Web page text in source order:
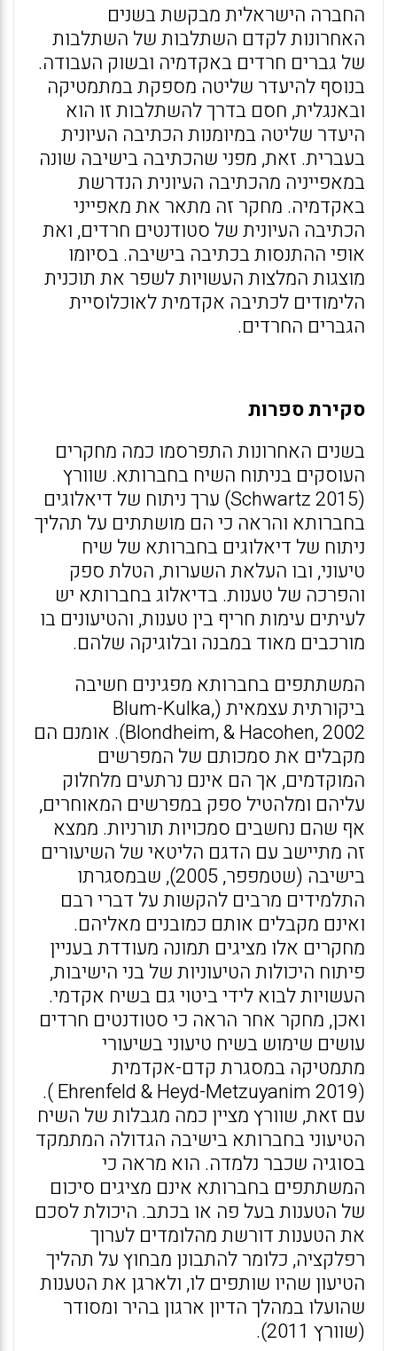
החברה הישראלית מבקשת בשנים
האחרונות לקדם השתלבות של השתלבות
של גברים חרדים באקדמיה ובשוק העבודה.
בנוסף להיעדר שליטה מספקת במתמטיקה
ובאנגלית, חסם בדרך להשתלבות זו הוא
היעדר שליטה במיומנות הכתיבה העיונית
בעברית. זאת, מפני שהכתיבה בישיבה שונה
במאפייניה מהכתיבה העיונית הנדרשת
באקדמיה. מחקר זה מתאר את מאפייני
הכתיבה העיונית של סטודנטים חרדים, ואת
אופי ההתנסות בכתיבה בישיבה. בסיומו
מוצגות המלצות העשויות לשפר את תוכנית
הלימודים לכתיבה אקדמית לאוכלוסיית
הגברים החרדים.
סקירת ספרות
בשנים האחרונות התפרסמו כמה מחקרים
העוסקים בניתוח השיח בחברותא. שוורץ
(Schwartz 2015) ערך ניתוח של דיאלוגים
בחברותא והראה כי הם מושתתים על תהליך
ניתוח של דיאלוגים בחברותא של שיח
טיעוני, ובו העלאת השערות, הטלת ספק
והפרכה של טענות. בדיאלוג בחברותא יש
לעיתים עימות חריף בין טענות, והטיעונים בו
מורכבים מאוד במבנה ובלוגיקה שלהם.
המשתתפים בחברותא מפגינים חשיבה
ביקורתית עצמאית (Blum-Kulka,
Blondheim, & Hacohen, 2002). אומנם הם
מקבלים את סמכותם של המפרשים
המוקדמים, אך הם אינם נרתעים מלחלוק
עליהם ומלהטיל ספק במפרשים המאוחרים,
אף שהם נחשבים סמכויות תורניות. ממצא
זה מתיישב עם הדגם הליטאי של השיעורים
בישיבה (שטמפפר, 2005), שבמסגרתו
התלמידים מרבים להקשות על דברי רבם
ואינם מקבלים אותם כמובנים מאליהם.
מחקרים אלו מציגים תמונה מעודדת בעניין
פיתוח היכולות הטיעוניות של בני הישיבות,
העשויות לבוא לידי ביטוי גם בשיח אקדמי.
ואכן, מחקר אחר הראה כי סטודנטים חרדים
עושים שימוש בשיח טיעוני בשיעורי
מתמטיקה במסגרת קדם-אקדמית
(Ehrenfeld & Heyd-Metzuyanim 2019 ).
עם זאת, שוורץ מציין כמה מגבלות של השיח
הטיעוני בחברותא בישיבה הגדולה המתמקד
בסוגיה שכבר נלמדה. הוא מראה כי
המשתתפים בחברותא אינם מציגים סיכום
של הטענות בעל פה או בכתב. היכולת לסכם
את הטענות דורשת מהלומדים לערוך
רפלקציה, כלומר להתבונן מבחוץ על תהליך
הטיעון שהיו שותפים לו, ולארגן את הטענות
שהועלו במהלך הדיון ארגון בהיר ומסודר
(שוורץ 2011).